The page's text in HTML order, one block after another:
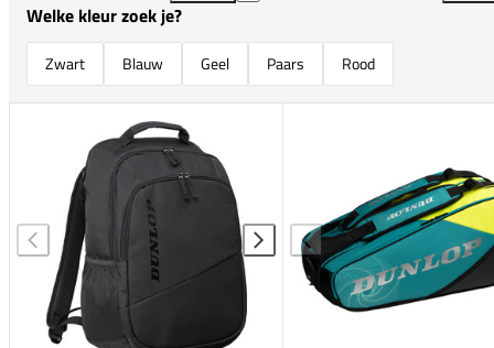
Welke kleur zoek je?
Zwart Blauw Geel Paars Rood